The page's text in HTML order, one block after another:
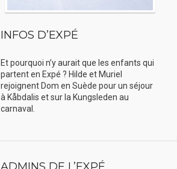
INFOS D’EXPÉ
Et pourquoi n’y aurait que les enfants qui
partent en Expé ? Hilde et Muriel
rejoignent Dom en Suède pour un séjour
à Kåbdalis et sur la Kungsleden au
carnaval.
ADMINS DE L’EXPÉ